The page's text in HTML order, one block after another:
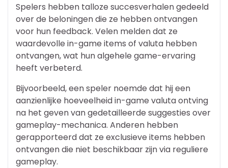
Spelers hebben talloze succesverhalen gedeeld
over de beloningen die ze hebben ontvangen
voor hun feedback. Velen melden dat ze
waardevolle in-game items of valuta hebben
ontvangen, wat hun algehele game-ervaring
heeft verbeterd.
Bijvoorbeeld, een speler noemde dat hij een
aanzienlijke hoeveelheid in-game valuta ontving
na het geven van gedetailleerde suggesties over
gameplay-mechanica. Anderen hebben
gerapporteerd dat ze exclusieve items hebben
ontvangen die niet beschikbaar zijn via reguliere
gameplay.